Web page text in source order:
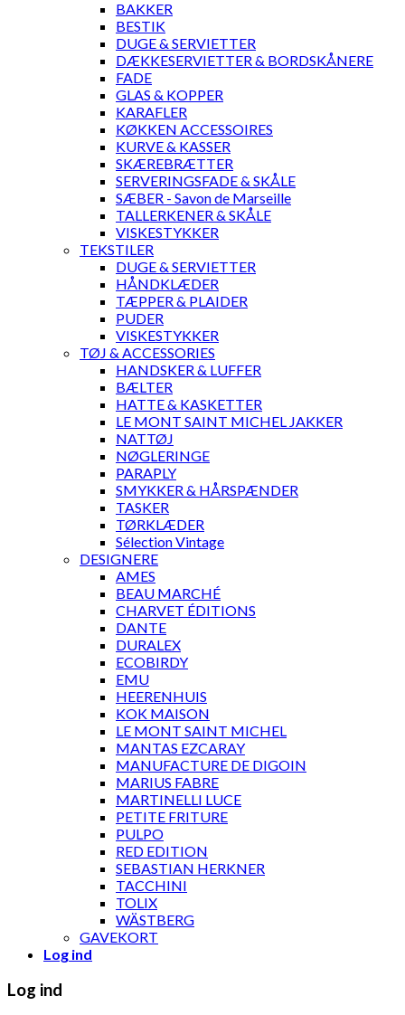
BAKKER
BESTIK
DUGE & SERVIETTER
DÆKKESERVIETTER & BORDSKÅNERE
FADE
GLAS & KOPPER
KARAFLER
KØKKEN ACCESSOIRES
KURVE & KASSER
SKÆREBRÆTTER
SERVERINGSFADE & SKÅLE
SÆBER - Savon de Marseille
TALLERKENER & SKÅLE
VISKESTYKKER
TEKSTILER
DUGE & SERVIETTER
HÅNDKLÆDER
TÆPPER & PLAIDER
PUDER
VISKESTYKKER
TØJ & ACCESSORIES
HANDSKER & LUFFER
BÆLTER
HATTE & KASKETTER
LE MONT SAINT MICHEL JAKKER
NATTØJ
NØGLERINGE
PARAPLY
SMYKKER & HÅRSPÆNDER
TASKER
TØRKLÆDER
Sélection Vintage
DESIGNERE
AMES
BEAU MARCHÉ
CHARVET ÉDITIONS
DANTE
DURALEX
ECOBIRDY
EMU
HEERENHUIS
KOK MAISON
LE MONT SAINT MICHEL
MANTAS EZCARAY
MANUFACTURE DE DIGOIN
MARIUS FABRE
MARTINELLI LUCE
PETITE FRITURE
PULPO
RED EDITION
SEBASTIAN HERKNER
TACCHINI
TOLIX
WÄSTBERG
GAVEKORT
Log ind
Log ind